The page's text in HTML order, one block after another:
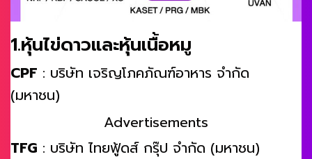
1.หุ้นไข่ดาวและหุ้นเนื้อหมู
CPF : บริษัท เจริญโภคภัณฑ์อาหาร จำกัด
(มหาชน)
Advertisements
TFG : บริษัท ไทยฟู้ดส์ กรุ๊ป จำกัด (มหาชน)